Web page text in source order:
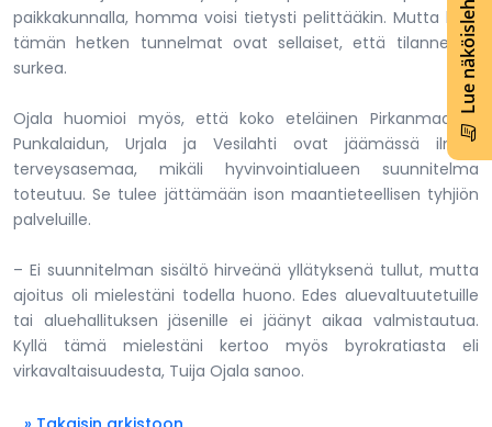
Lue näköislehti
paikkakunnalla, homma voisi tietysti pelittääkin. Mutta kyllä
tämän hetken tunnelmat ovat sellaiset, että tilanne on
surkea.
Ojala huomioi myös, että koko eteläinen Pirkanmaa eli
Punkalaidun, Urjala ja Vesilahti ovat jäämässä ilman
terveysasemaa, mikäli hyvinvointialueen suunnitelma
toteutuu. Se tulee jättämään ison maantieteellisen tyhjiön
palveluille.
– Ei suunnitelman sisältö hirveänä yllätyksenä tullut, mutta
ajoitus oli mielestäni todella huono. Edes aluevaltuutetuille
tai aluehallituksen jäsenille ei jäänyt aikaa valmistautua.
Kyllä tämä mielestäni kertoo myös byrokratiasta eli
virkavaltaisuudesta, Tuija Ojala sanoo.